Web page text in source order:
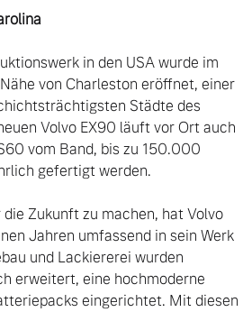
in den USA wurde im
von Charleston eröffnet, einer
Städte des
Volvo EX90 läuft vor Ort auch
vom Band, bis zu 150.000
gefertigt werden.
Jahren umfassend in sein Werk
und Lackiererei wurden
erweitert, eine hochmoderne
eingerichtet. Mit diesen